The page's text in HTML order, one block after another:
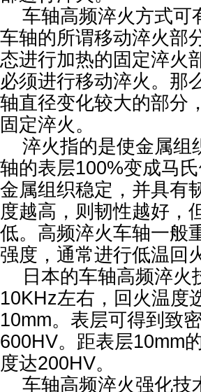
车轴高频淬火方式可
车轴的所谓移动淬火部
态进行加热的固定淬火
必须进行移动淬火。那
轴直径变化较大的部分
固定淬火。
淬火指的是使金属组
轴的表层100%变成马
金属组织稳定，并具有
度越高，则韧性越好，
低。高频淬火车轴一般
强度，通常进行低温回
日本的车轴高频淬火
10KHz左右，回火温
10mm。表层可得到致
600HV。距表层10mm
度达200HV。
车轴高频淬火强化技